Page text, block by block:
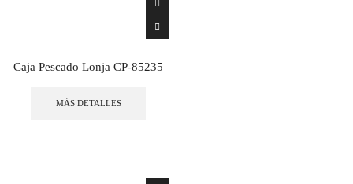
Caja Pescado Lonja CP-85235
MÁS DETALLES